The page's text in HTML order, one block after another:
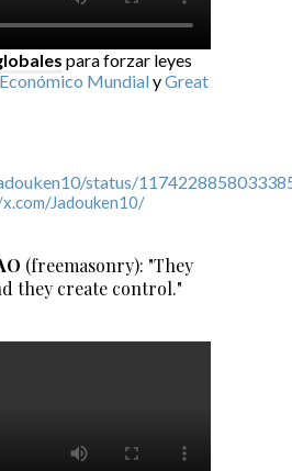
para forzar leyes
MundialyGreat
Jadouken10/
(freemasonry): "They
they create control."